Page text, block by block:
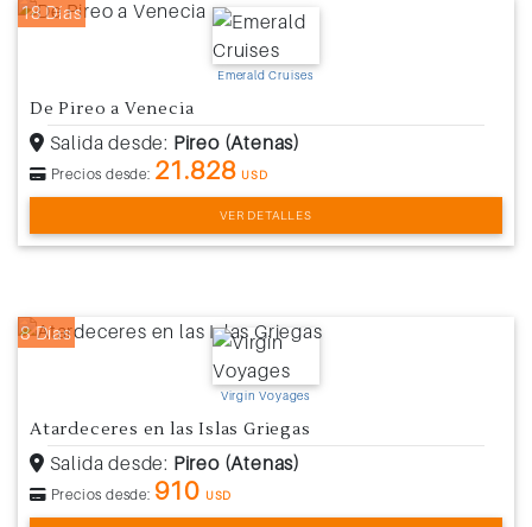
18 Días
Emerald Cruises
De Pireo a Venecia
Salida desde: Pireo (Atenas)
Precios desde: 21.828 USD
VER DETALLES
8 Días
Virgin Voyages
Atardeceres en las Islas Griegas
Salida desde: Pireo (Atenas)
Precios desde: 910 USD